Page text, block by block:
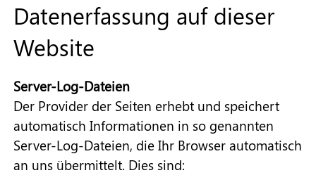
Datenerfassung auf dieser
Website
Server-Log-Dateien
Der Provider der Seiten erhebt und speichert
automatisch Informationen in so genannten
Server-Log-Dateien, die Ihr Browser automatisch
an uns übermittelt. Dies sind: